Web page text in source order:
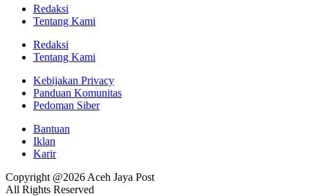
Redaksi
Tentang Kami
Redaksi
Tentang Kami
Kebijakan Privacy
Panduan Komunitas
Pedoman Siber
Bantuan
Iklan
Karir
Copyright @2026 Aceh Jaya Post
All Rights Reserved